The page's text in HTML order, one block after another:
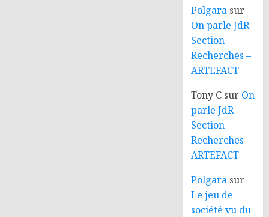
Polgara sur
On parle JdR –
Section
Recherches –
ARTEFACT
Tony C sur On
parle JdR –
Section
Recherches –
ARTEFACT
Polgara sur
Le jeu de
société vu du